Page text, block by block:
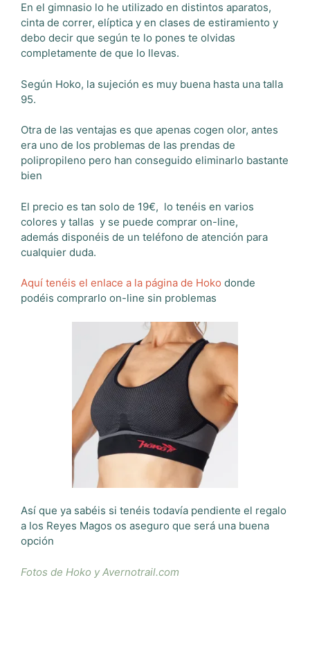
En el gimnasio lo he utilizado en distintos aparatos,
cinta de correr, elíptica y en clases de estiramiento y
debo decir que según te lo pones te olvidas
completamente de que lo llevas.
Según Hoko, la sujeción es muy buena hasta una talla
95.
Otra de las ventajas es que apenas cogen olor, antes
era uno de los problemas de las prendas de
polipropileno pero han conseguido eliminarlo bastante
bien
El precio es tan solo de 19€, lo tenéis en varios
colores y tallas y se puede comprar on-line,
además disponéis de un teléfono de atención para
cualquier duda.
Aquí tenéis el enlace a la página de Hoko donde
podéis comprarlo on-line sin problemas
Así que ya sabéis si tenéis todavía pendiente el regalo
a los Reyes Magos os aseguro que será una buena
opción
Fotos de Hoko y Avernotrail.com